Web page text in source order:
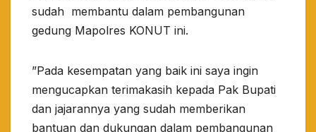
sudah membantu dalam pembangunan
gedung Mapolres KONUT ini.
”Pada kesempatan yang baik ini saya ingin
mengucapkan terimakasih kepada Pak Bupati
dan jajarannya yang sudah memberikan
bantuan dan dukungan dalam pembangunan